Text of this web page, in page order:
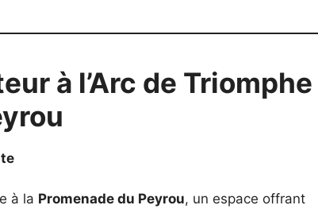
à l’Arc de Triomphe
à la Promenade du Peyrou, un espace offrant